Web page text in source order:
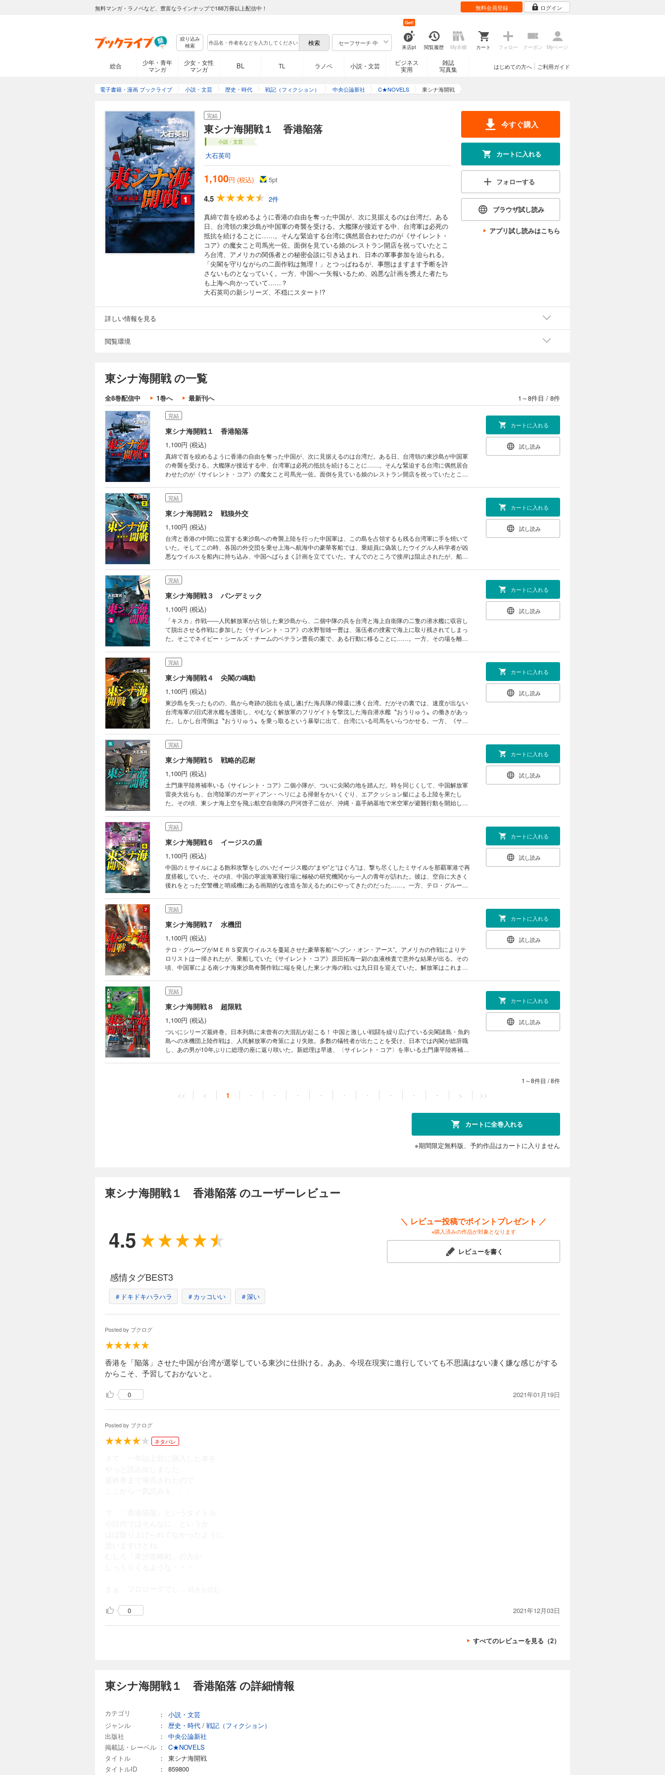
無料マンガ・ラノベなど、豊富なラインナップで188万冊以上配信中！ 無料会員登録 ログイン
絞り込み
検索
セーフサーチ 中
来店pt
Get!
閲覧履歴 My本棚 カート フォロー クーポン Myページ
総合
少年・青年
マンガ
少女・女性
マンガ
BL TL ラノベ 小説・文芸
ビジネス
実用
雑誌
写真集
ご利用ガイド
はじめての方へ
電子書籍・漫画 ブックライブ 小説・文芸 歴史・時代 戦記（フィクション） 中央公論新社 C★NOVELS 東シナ海開戦
完結
東シナ海開戦１ 香港陥落
小説・文芸
大石英司
1,100円 (税込) 5pt
4.5
2件
真綿で首を絞めるように香港の自由を奪った中国が、次に見据えるのは台湾だ。ある
日、台湾領の東沙島が中国軍の奇襲を受ける。大艦隊が接近する中、台湾軍は必死の
抵抗を続けることに……。そんな緊迫する台湾に偶然居合わせたのが《サイレント・
コア》の魔女こと司馬光一佐。面倒を見ている娘のレストラン開店を祝っていたとこ
ろ台湾、アメリカの関係者との秘密会談に引き込まれ、日本の軍事参加を迫られる。
「尖閣を守りながらの二面作戦は無理！」とつっぱねるが、事態はますます予断を許
さないものとなっていく。一方、中国へ一矢報いるため、凶悪な計画を携えた者たち
も上海へ向かっていて……？
大石英司の新シリーズ、不穏にスタート!?
今すぐ購入
カートに入れる
フォローする
ブラウザ試し読み
アプリ試し読みはこちら
詳しい情報を見る
閲覧環境
東シナ海開戦 の一覧
全8巻配信中 1巻へ 最新刊へ 1～8件目 / 8件
完結
東シナ海開戦１ 香港陥落
1,100円 (税込)
真綿で首を絞めるように香港の自由を奪った中国が、次に見据えるのは台湾だ。ある日、台湾領の東沙島が中国軍
の奇襲を受ける。大艦隊が接近する中、台湾軍は必死の抵抗を続けることに……。そんな緊迫する台湾に偶然居合
わせたのが《サイレント・コア》の魔女こと司馬光一佐。面倒を見ている娘のレストラン開店を祝っていたところ
は無理！」とつっぱねるが、事態はますます予断を許さないものとなっていく。一方、中国へ一矢報いるため、凶
悪な計画を携えた者たちも上海へ向かっていて……？ 大石英司の新シリーズ、不穏にスタート!?
カートに入れる
試し読み
完結
東シナ海開戦２ 戦狼外交
1,100円 (税込)
台湾と香港の中間に位置する東沙島への奇襲上陸を行った中国軍は、この島を占領するも残る台湾軍に手を焼いて
いた。そしてこの時、各国の外交団を乗せ上海へ航海中の豪華客船では、乗組員に偽装したウイグル人科学者が凶
悪なウイルスを船内に持ち込み、中国へばらまく計画を立てていた。すんでのところで接岸は阻止されたが、船は
東沙島へ向かえというのだ。土門陸将補は、海のスペシャリストであるフィッシュこと水野智雄一曹を派遣する
が……。
カートに入れる
試し読み
完結
東シナ海開戦３ パンデミック
1,100円 (税込)
「キスカ」作戦――人民解放軍が占領した東沙島から、二個中隊の兵を台湾と海上自衛隊の二隻の潜水艦に収容し
て脱出させる作戦に参加した《サイレント・コア》の水野智雄一曹は、落伍者の捜索で海上に取り残されてしまっ
た。そこでネイビー・シールズ・チームのベテラン曹長の案で、ある行動に移ることに……。一方、その場を離れ
イトの姿が。とうとう対潜ロケット二基が起動された時、“おうりゅう”は驚きの行動に出た。日本の潜水艦技術が
中国を圧倒する！
カートに入れる
試し読み
完結
東シナ海開戦４ 尖閣の鳴動
1,100円 (税込)
東沙島を失ったものの、島から奇跡の脱出を成し遂げた海兵隊の帰還に沸く台湾。だがその裏では、速度が出ない
台湾海軍の旧式潜水艦を護衛し、やむなく解放軍のフリゲイトを撃沈した海自潜水艦〝おうりゅう〟の働きがあっ
た。しかし台湾側は〝おうりゅう〟を乗っ取るという暴挙に出て、台湾にいる司馬をいらつかせる。一方、《サイ
いれると、島に上陸したのは意外な部隊だとわかる。 日本、台湾兵士が上陸し、そして解放軍も艦隊を向けた尖閣
での、三つ巴の戦いの行方は――!?
カートに入れる
試し読み
完結
東シナ海開戦５ 戦略的忍耐
1,100円 (税込)
土門康平陸将補率いる《サイレント・コア》二個小隊が、ついに尖閣の地を踏んだ。時を同じくして、中国解放軍
雷炎大佐らも、台湾陸軍のガーディアン・ヘリによる掃射をかいくぐり、エアクッション艇による上陸を果たし
た。その頃、東シナ海上空を飛ぶ航空自衛隊の戸河啓子二佐が、沖縄・嘉手納基地で米空軍が避難行動を開始した
ていたイージス艦隊は、辛くも撃墜に成功。しかし中国は、さらに十倍規模のミサイルによる飽和攻撃を仕掛けよ
うとしていたのであった――。
カートに入れる
試し読み
完結
東シナ海開戦６ イージスの盾
1,100円 (税込)
中国のミサイルによる飽和攻撃をしのいだイージス艦の“まや”と“はぐろ”は、撃ち尽くしたミサイルを那覇軍港で再
度搭載していた。その頃、中国の寧波海軍飛行場に極秘の研究機関から一人の青年が訪れた。彼は、空自に大きく
後れをとった空警機と哨戒機にある画期的な改造を加えるためにやってきたのだった……。一方、テロ・グループ
生兵として乗り込んだ《サイレント・コア》原田拓海一慰は、防衛医官の永瀬豊や外務省の九条寛らと意見交換し
ながら、船内の様子を見つめ続けていた――。
カートに入れる
試し読み
完結
東シナ海開戦７ 水機団
1,100円 (税込)
テロ・グループがＭＥＲＳ変異ウイルスを蔓延させた豪華客船“ヘブン・オン・アース”。アメリカの作戦によりテ
ロリストは一掃されたが、乗船していた《サイレント・コア》原田拓海一尉の血液検査で意外な結果が出る。その
頃、中国軍による南シナ海東沙島奇襲作戦に端を発した東シナ海の戦いは九日目を迎えていた。解放軍はこれまで
とともに防戦に徹する日本、いたずらに死者を増やす中国軍。しかし、尖閣諸島をめぐる状勢は新たな局面を迎え
ようとしていた。
カートに入れる
試し読み
完結
東シナ海開戦８ 超限戦
1,100円 (税込)
ついにシリーズ最終巻。日本列島に未曾有の大混乱が起こる！ 中国と激しい戦闘を繰り広げている尖閣諸島・魚釣
島への水機団上陸作戦は、人民解放軍の奇策により失敗。多数の犠牲者が出たことを受け、日本では内閣が総辞職
し、あの男が10年ぶりに総理の座に返り咲いた。新総理は早速、〈サイレント・コア〉を率いる土門康平陸将補に
カートに入れる
試し読み
1～8件目 /8件
<< < 1 ・ ・ ・ ・ ・ ・ ・ ・ ・ > >>
カートに全巻入れる
※期間限定無料版、予約作品はカートに入りません
東シナ海開戦１ 香港陥落 のユーザーレビュー
4.5
＼ レビュー投稿でポイントプレゼント ／
※購入済みの作品が対象となります
レビューを書く
感情タグBEST3
＃ドキドキハラハラ ＃カッコいい ＃深い
Posted by ブクログ
香港を「陥落」させた中国が台湾が選挙している東沙に仕掛ける。ああ、今現在現実に進行していても不思議はない凄く嫌な感じがする
からこそ、予習しておかないと。
0 2021年01月19日
Posted by ブクログ
ネタバレ
0 2021年12月03日
すべてのレビューを見る（2）
東シナ海開戦１ 香港陥落 の詳細情報
カテゴリ ：
小説・文芸
ジャンル
： 歴史・時代 / 戦記（フィクション）
出版社
：
中央公論新社
掲載誌・レーベル ：
C★NOVELS
タイトル
：
東シナ海開戦
タイトルID
： 859800